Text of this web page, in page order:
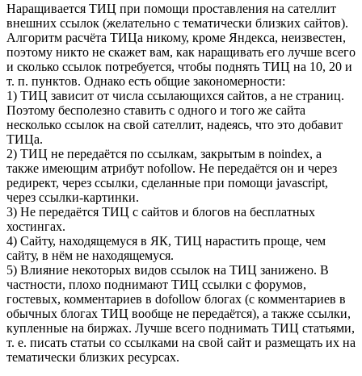
Наращивается ТИЦ при помощи проставления на сателлит
внешних ссылок (желательно с тематически близких сайтов).
Алгоритм расчёта ТИЦа никому, кроме Яндекса, неизвестен,
поэтому никто не скажет вам, как наращивать его лучше всего
и сколько ссылок потребуется, чтобы поднять ТИЦ на 10, 20 и
т. п. пунктов. Однако есть общие закономерности:
1) ТИЦ зависит от числа ссылающихся сайтов, а не страниц.
Поэтому бесполезно ставить с одного и того же сайта
несколько ссылок на свой сателлит, надеясь, что это добавит
ТИЦа.
2) ТИЦ не передаётся по ссылкам, закрытым в noindex, а
также имеющим атрибут nofollow. Не передаётся он и через
редирект, через ссылки, сделанные при помощи javascript,
через ссылки-картинки.
3) Не передаётся ТИЦ с сайтов и блогов на бесплатных
хостингах.
4) Сайту, находящемуся в ЯК, ТИЦ нарастить проще, чем
сайту, в нём не находящемуся.
5) Влияние некоторых видов ссылок на ТИЦ занижено. В
частности, плохо поднимают ТИЦ ссылки с форумов,
гостевых, комментариев в dofollow блогах (с комментариев в
обычных блогах ТИЦ вообще не передаётся), а также ссылки,
купленные на биржах. Лучше всего поднимать ТИЦ статьями,
т. е. писать статьи со ссылками на свой сайт и размещать их на
тематически близких ресурсах.